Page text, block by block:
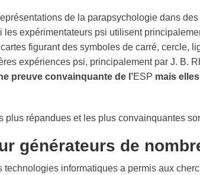
de la parapsychologie dans
les expérimentateurs psi utilisent
figurant des symboles de carré, cercle,
expériences psi, principalement par J. B.
preuve convainquante de l’ESP mais
plus répandues et les plus convainquantes
générateurs de
technologies informatiques a permis aux